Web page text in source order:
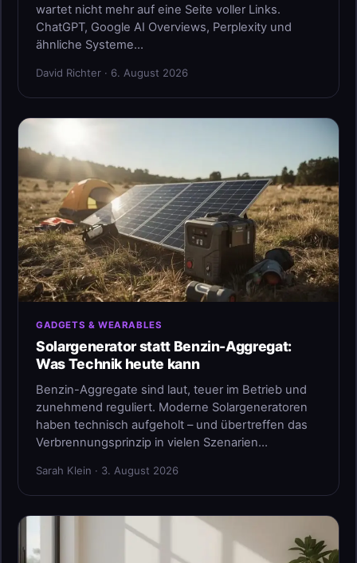
wartet nicht mehr auf eine Seite voller Links.
ChatGPT, Google AI Overviews, Perplexity und
ähnliche Systeme…
David Richter · 6. August 2026
GADGETS & WEARABLES
Solargenerator statt Benzin-Aggregat:
Was Technik heute kann
Benzin-Aggregate sind laut, teuer im Betrieb und
zunehmend reguliert. Moderne Solargeneratoren
haben technisch aufgeholt – und übertreffen das
Verbrennungsprinzip in vielen Szenarien…
Sarah Klein · 3. August 2026